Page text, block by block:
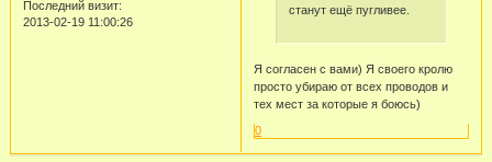
Последний визит:
2013-02-19 11:00:26
станут ещё пугливее.
Я согласен с вами) Я своего кролю
просто убираю от всех проводов и
тех мест за которые я боюсь)
0